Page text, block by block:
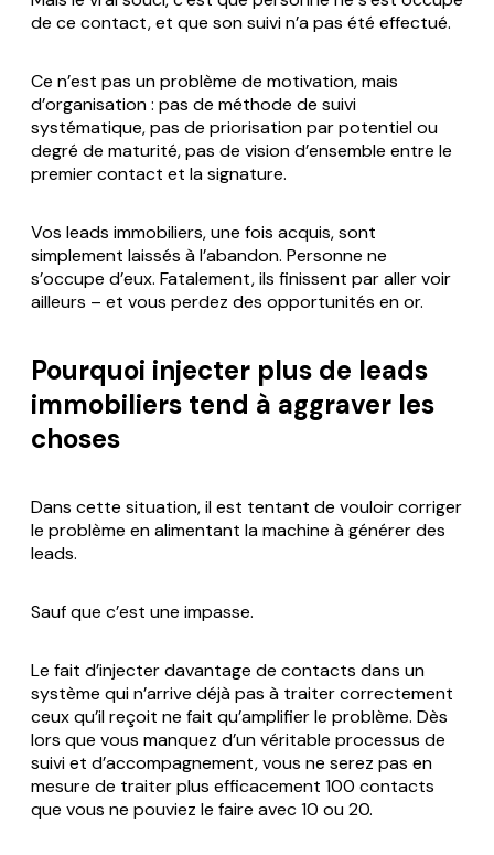
de ce contact, et que son suivi n’a pas été effectué.
Ce n’est pas un problème de motivation, mais
d’organisation : pas de méthode de suivi
systématique, pas de priorisation par potentiel ou
degré de maturité, pas de vision d’ensemble entre le
premier contact et la signature.
Vos leads immobiliers, une fois acquis, sont
simplement laissés à l’abandon. Personne ne
s’occupe d’eux. Fatalement, ils finissent par aller voir
ailleurs – et vous perdez des opportunités en or.
Pourquoi injecter plus de leads
immobiliers tend à aggraver les
choses
Dans cette situation, il est tentant de vouloir corriger
le problème en alimentant la machine à générer des
leads.
Sauf que c’est une impasse.
Le fait d’injecter davantage de contacts dans un
système qui n’arrive déjà pas à traiter correctement
ceux qu’il reçoit ne fait qu’amplifier le problème. Dès
lors que vous manquez d’un véritable processus de
suivi et d’accompagnement, vous ne serez pas en
mesure de traiter plus efficacement 100 contacts
que vous ne pouviez le faire avec 10 ou 20.